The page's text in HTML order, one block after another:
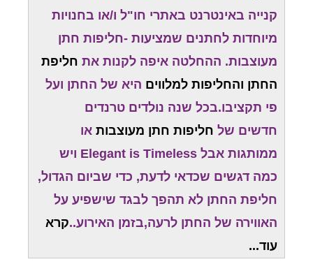
קנייה באינטרנט באתרי חו"ל ו/או בחנויות
מיוחדות לחתנים שמציעות -חליפות חתן
מעוצבות. ההחלטה איפה לקנות את חליפת
החתן והחליפות למלווים היא של החתן ועל
פי תקציבו.בכל שנה נולדים טרנדים
חדשים של חליפות חתן מעוצבות או
ממותגות אבל Elegant is Timeless ויש
כמה דגשים שכדאי לדעת, כדי שביום הגדול,
חליפת החתן לא תהפך לבגד שישפיע על
האווירה של החתן לרעה,בזמן האירוע..קרא
עוד...